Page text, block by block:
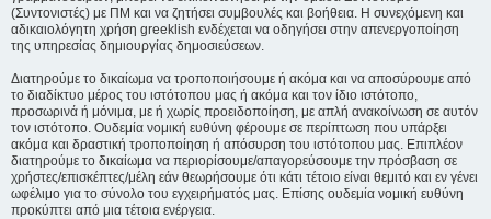
(Συντονιστές) με ΠΜ και να ζητήσει συμβουλές και βοήθεια. Η συνεχόμενη και
αδικαιολόγητη χρήση greeklish ενδέχεται να οδηγήσει στην απενεργοποίηση
της υπηρεσίας δημιουργίας δημοσιεύσεων.
Διατηρούμε το δικαίωμα να τροποποιήσουμε ή ακόμα και να αποσύρουμε από
το διαδίκτυο μέρος του ιστότοπου μας ή ακόμα και τον ίδιο ιστότοπο,
προσωρινά ή μόνιμα, με ή χωρίς προειδοποίηση, με απλή ανακοίνωση σε αυτόν
τον ιστότοπο. Ουδεμία νομική ευθύνη φέρουμε σε περίπτωση που υπάρξει
ακόμα και δραστική τροποποίηση ή απόσυρση του ιστότοπου μας. Επιπλέον
διατηρούμε το δικαίωμα να περιορίσουμε/απαγορεύσουμε την πρόσβαση σε
χρήστες/επισκέπτες/μέλη εάν θεωρήσουμε ότι κάτι τέτοιο είναι θεμιτό και εν γένει
ωφέλιμο για το σύνολο του εγχειρήματός μας. Επίσης ουδεμία νομική ευθύνη
προκύπτει από μια τέτοια ενέργεια.